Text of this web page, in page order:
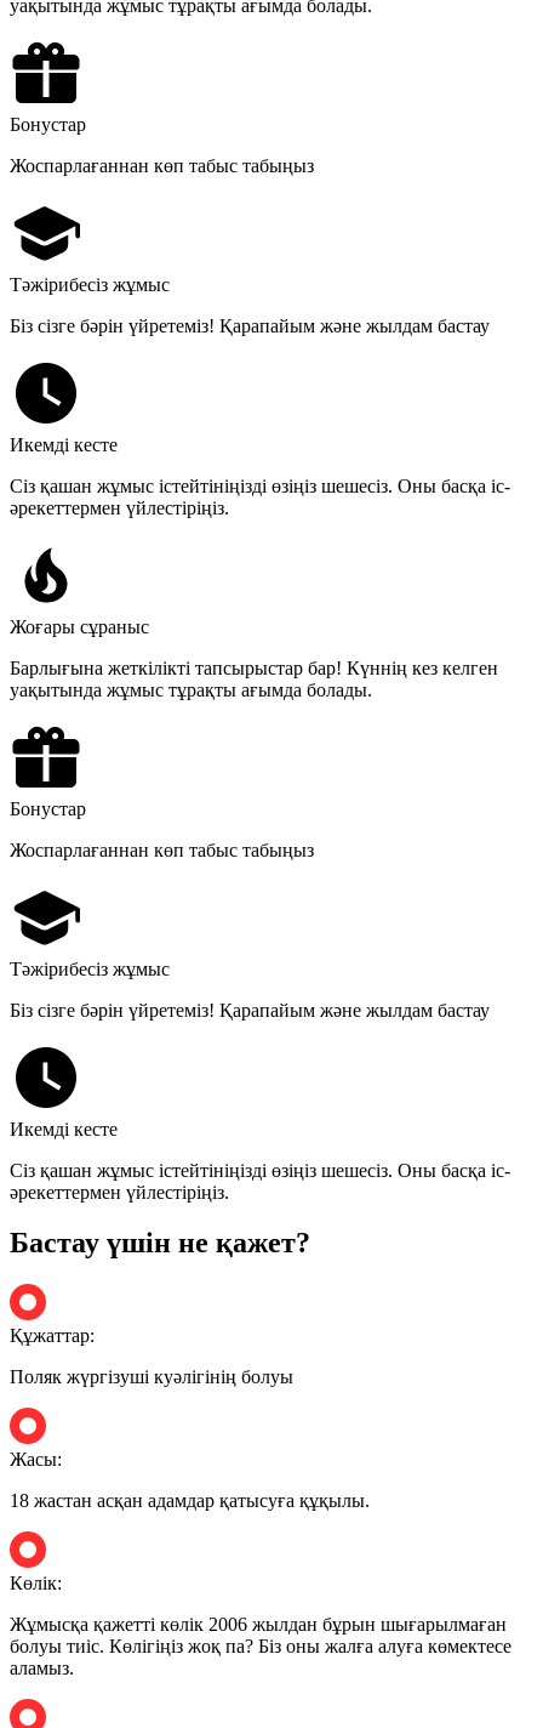
уақытында жұмыс тұрақты ағымда болады.
Бонустар
Жоспарлағаннан көп табыс табыңыз
Тәжірибесіз жұмыс
Біз сізге бәрін үйретеміз! Қарапайым және жылдам бастау
Икемді кесте
Сіз қашан жұмыс істейтініңізді өзіңіз шешесіз. Оны басқа іс-
әрекеттермен үйлестіріңіз.
Жоғары сұраныс
Барлығына жеткілікті тапсырыстар бар! Күннің кез келген
уақытында жұмыс тұрақты ағымда болады.
Бонустар
Жоспарлағаннан көп табыс табыңыз
Тәжірибесіз жұмыс
Біз сізге бәрін үйретеміз! Қарапайым және жылдам бастау
Икемді кесте
Сіз қашан жұмыс істейтініңізді өзіңіз шешесіз. Оны басқа іс-
әрекеттермен үйлестіріңіз.
Бастау үшін не қажет?
Құжаттар:
Поляк жүргізуші куәлігінің болуы
Жасы:
18 жастан асқан адамдар қатысуға құқылы.
Көлік:
Жұмысқа қажетті көлік 2006 жылдан бұрын шығарылмаған
болуы тиіс. Көлігіңіз жоқ па? Біз оны жалға алуға көмектесе
аламыз.